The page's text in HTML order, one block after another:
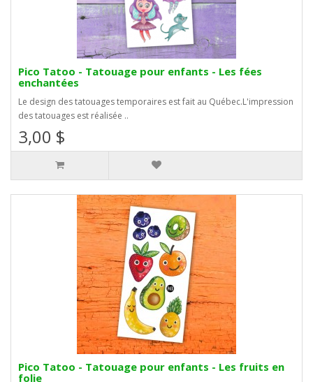
Pico Tatoo - Tatouage pour enfants - Les fées
enchantées
Le design des tatouages temporaires est fait au Québec.L'impression
des tatouages est réalisée ..
3,00 $
Pico Tatoo - Tatouage pour enfants - Les fruits en
folie